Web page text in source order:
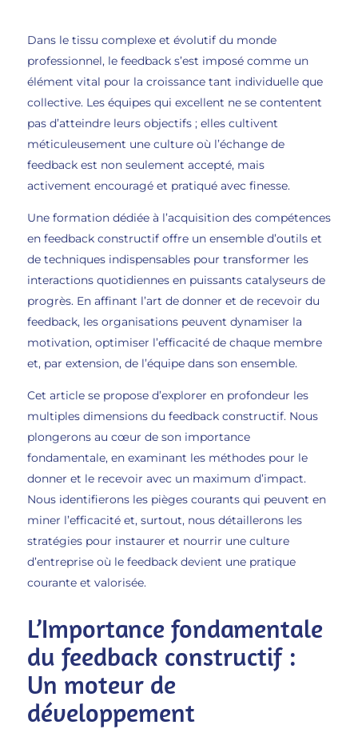
Dans le tissu complexe et évolutif du monde
professionnel, le feedback s’est imposé comme un
élément vital pour la croissance tant individuelle que
collective. Les équipes qui excellent ne se contentent
pas d’atteindre leurs objectifs ; elles cultivent
méticuleusement une culture où l’échange de
feedback est non seulement accepté, mais
activement encouragé et pratiqué avec finesse.
Une formation dédiée à l’acquisition des compétences
en feedback constructif offre un ensemble d’outils et
de techniques indispensables pour transformer les
interactions quotidiennes en puissants catalyseurs de
progrès. En affinant l’art de donner et de recevoir du
feedback, les organisations peuvent dynamiser la
motivation, optimiser l’efficacité de chaque membre
et, par extension, de l’équipe dans son ensemble.
Cet article se propose d’explorer en profondeur les
multiples dimensions du feedback constructif. Nous
plongerons au cœur de son importance
fondamentale, en examinant les méthodes pour le
donner et le recevoir avec un maximum d’impact.
Nous identifierons les pièges courants qui peuvent en
miner l’efficacité et, surtout, nous détaillerons les
stratégies pour instaurer et nourrir une culture
d’entreprise où le feedback devient une pratique
courante et valorisée.
L’Importance fondamentale
du feedback constructif :
Un moteur de
développement